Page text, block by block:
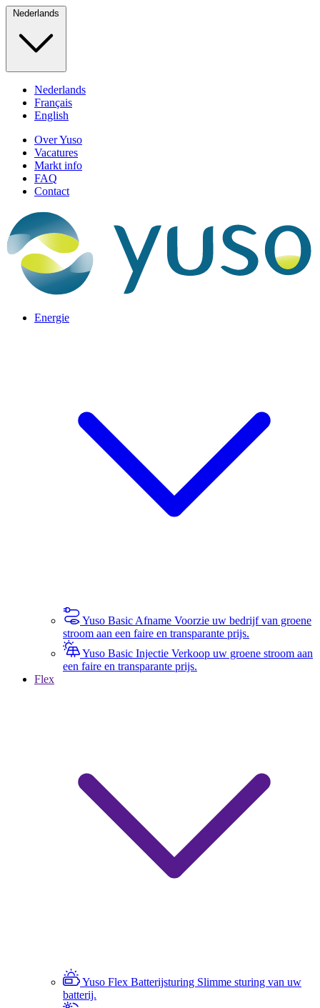
Nederlands
Nederlands
Français
English
Over Yuso
Vacatures
Markt info
FAQ
Contact
Energie
Yuso Basic Afname Voorzie uw bedrijf van groene
stroom aan een faire en transparante prijs.
Yuso Basic Injectie Verkoop uw groene stroom aan
een faire en transparante prijs.
Flex
Yuso Flex Batterijsturing Slimme sturing van uw
batterij.